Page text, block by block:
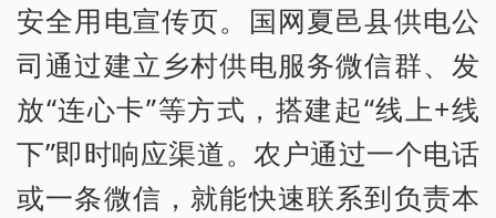
安全用电宣传页。国网夏邑县供电公
司通过建立乡村供电服务微信群、发
放“连心卡”等方式，搭建起“线上+线
下”即时响应渠道。农户通过一个电话
或一条微信，就能快速联系到负责本